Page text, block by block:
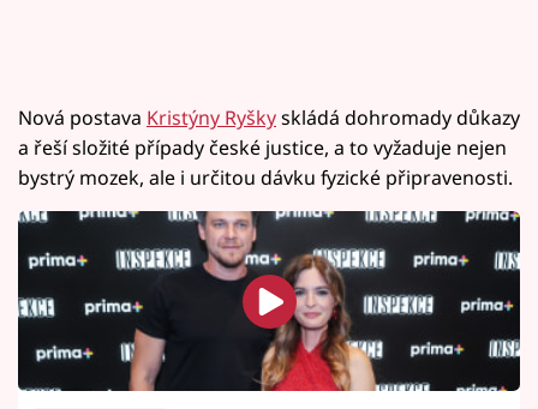
Nová postava Kristýny Ryškyskládá dohromady důkazy
a řeší složité případy české justice, a to vyžaduje nejen
bystrý mozek, ale i určitou dávku fyzické připravenosti.